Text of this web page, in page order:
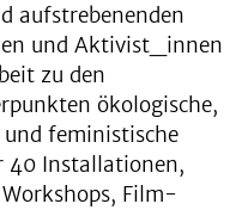
aufstrebenenden
und Aktivist_innen
zu den
ökologische,
feministische
40 Installationen,
Film-